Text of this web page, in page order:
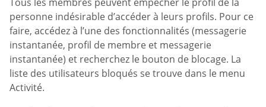
personne indésirable d’accéder à leurs profils. Pour ce
faire, accédez à l’une des fonctionnalités (messagerie
instantanée, profil de membre et messagerie
instantanée) et recherchez le bouton de blocage. La
liste des utilisateurs bloqués se trouve dans le menu
Activité.